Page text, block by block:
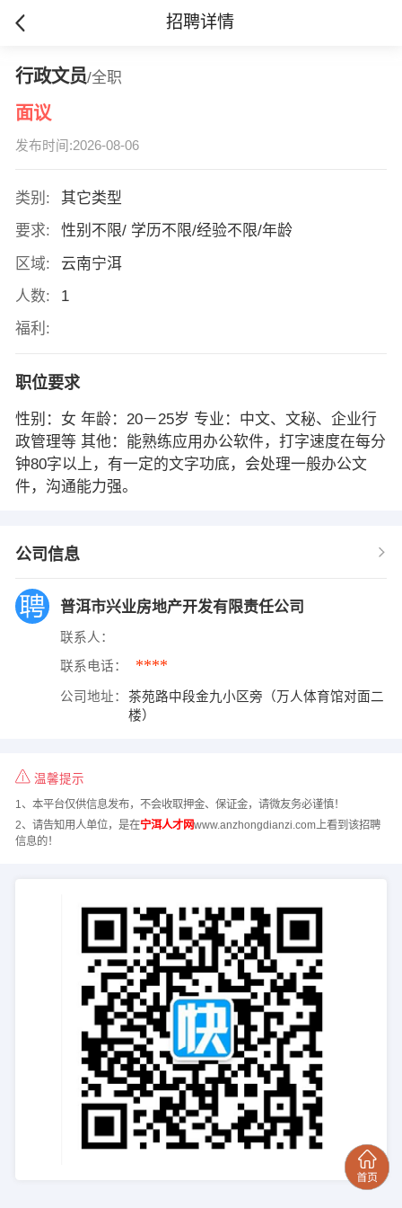
招聘详情
行政文员/全职
面议
发布时间:2026-08-06
类别:
其它类型
要求:
性别不限/ 学历不限/经验不限/年龄
区域:
云南宁洱
人数:
1
福利:
职位要求
性别：女 年龄：20－25岁 专业：中文、文秘、企业行
政管理等 其他：能熟练应用办公软件，打字速度在每分
钟80字以上，有一定的文字功底，会处理一般办公文
件，沟通能力强。
公司信息
普洱市兴业房地产开发有限责任公司
联系人：
联系电话： ****
公司地址：
茶苑路中段金九小区旁（万人体育馆对面二
楼）
温馨提示
1、本平台仅供信息发布，不会收取押金、保证金，请微友务必谨慎！
2、请告知用人单位，是在宁洱人才网www.anzhongdianzi.com上看到该招聘
信息的！